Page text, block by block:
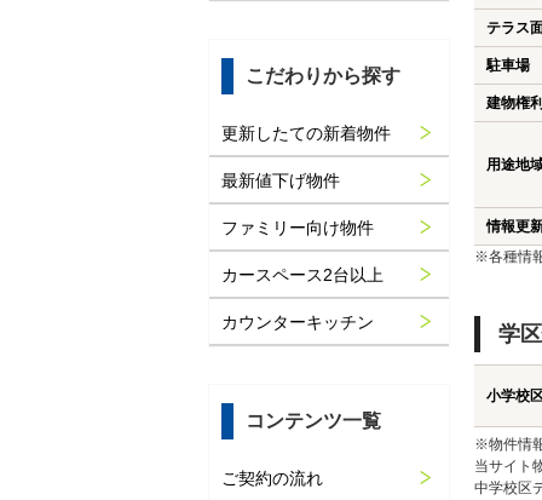
テラス
駐車場
建物権
用途地
情報更
※各種情
学
小学校
※物件情
当サイト
中学校区
こだわりから探す
更新したての新着物件
最新値下げ物件
ファミリー向け物件
カースペース2台以上
カウンターキッチン
コンテンツ一覧
ご契約の流れ